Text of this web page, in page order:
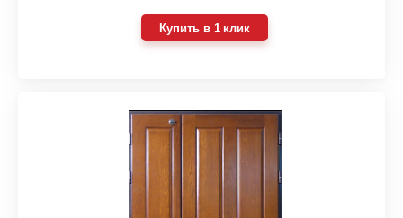
Купить в 1 клик